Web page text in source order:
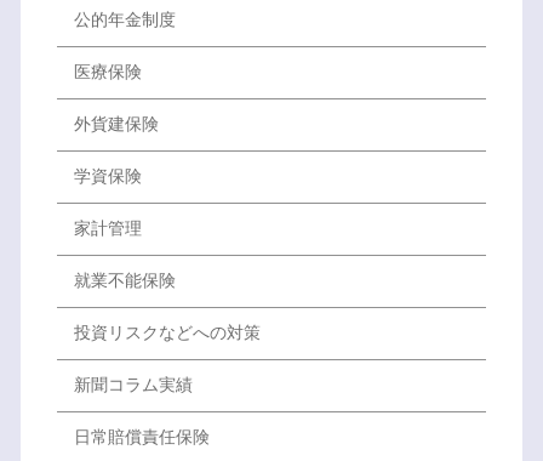
公的年金制度
医療保険
外貨建保険
学資保険
家計管理
就業不能保険
投資リスクなどへの対策
新聞コラム実績
日常賠償責任保険